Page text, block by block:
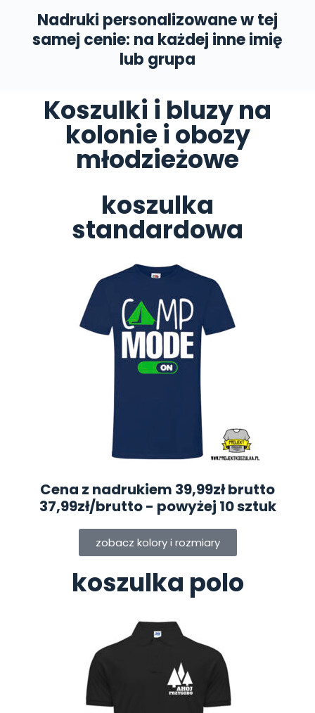
Nadruki personalizowane w tej
samej cenie: na każdej inne imię
lub grupa
Koszulki i bluzy na
kolonie i obozy
młodzieżowe
koszulka
standardowa
Cena z nadrukiem 39,99zł brutto
37,99zł/brutto- powyżej 10 sztuk
zobacz kolory i rozmiary
koszulka polo